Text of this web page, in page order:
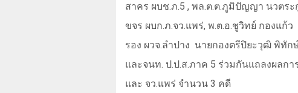
สาคร ผบช.ภ.5 , พล.ต.ต.ภูมิปัญญา นวตระ
ขจร ผบก.ภ.จว.แพร่, พ.ต.อ.ชูวิทย์ กองแก้ว
รอง ผวจ.ลำปาง นายกองตรีปิยะวุฒิ พิทัก
และจนท. ป.ป.ส.ภาค 5 ร่วมกันแถลงผลกา
และ จว.แพร่ จำนวน 3 คดี